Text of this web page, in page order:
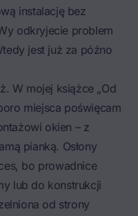
instalację bez
odkryjecie problem
jest już za późno
W mojej książce „Od
miejsca poświęcam
okien – z
pianką. Osłony
bo prowadnice
lub do konstrukcji
od strony